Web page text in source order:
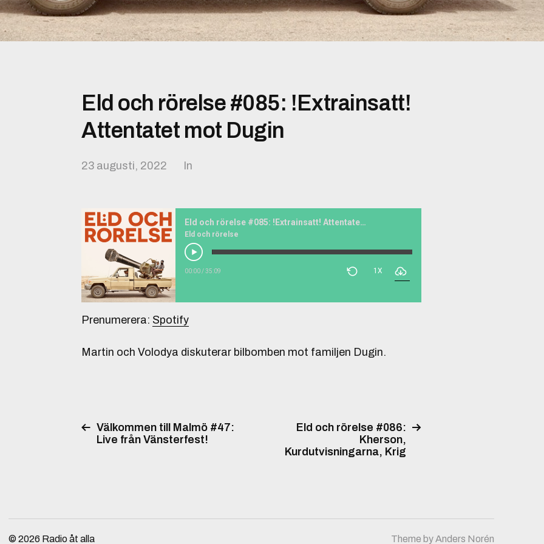
Eld och rörelse #085: !Extrainsatt!
Attentatet mot Dugin
23 augusti, 2022 In
Eld och rörelse #085: !Extrainsatt! Attentatet mot Dugin
Eld och rörelse
00:00/35:09 1X
Prenumerera: Spotify
Martin och Volodya diskuterar bilbomben mot familjen Dugin.
Välkommen till Malmö #47:
Live från Vänsterfest!
Eld och rörelse #086:
Kherson,
Kurdutvisningarna, Krig
© 2026 Radio åt alla Theme byAnders Norén